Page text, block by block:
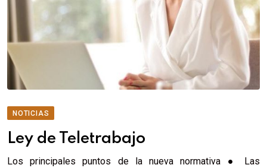
NOTICIAS
Ley de Teletrabajo
Los principales puntos de la nueva normativa ● Las